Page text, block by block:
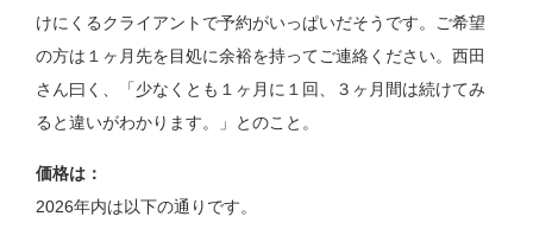
けにくるクライアントで予約がいっぱいだそうです。ご希望
の方は１ヶ月先を目処に余裕を持ってご連絡ください。西田
さん曰く、「少なくとも１ヶ月に１回、３ヶ月間は続けてみ
ると違いがわかります。」とのこと。
価格は：
2026年内は以下の通りです。